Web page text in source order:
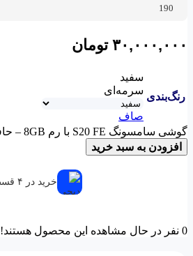
190
۳۰,۰۰۰,۰۰۰ تومان
رنگ‌بندی
سفید
سرمه‌ای
صاف
گوشی سامسونگ S20 FE با رم 8GB – حافظه داخلی 256GB عدد
افزودن به سبد خرید
خرید در ۴ قسط
0 نفر در حال مشاهده این محصول هستند!